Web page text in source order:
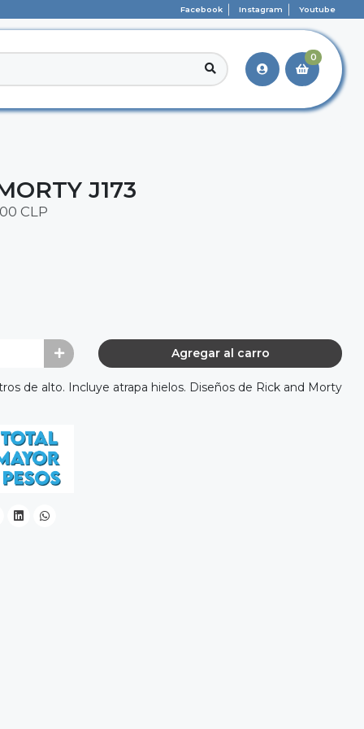
Facebook Instagram Youtube
0
J173
CLP
Agregar al carro
de alto. Incluye atrapa hielos. Diseños de Rick and Morty